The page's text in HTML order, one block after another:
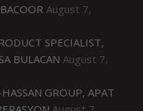
August 7,
SPECIALIST,
BULACAN August 7,
GROUP, APAT